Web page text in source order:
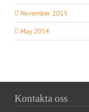
November 2015
May 2014
Kontakta oss